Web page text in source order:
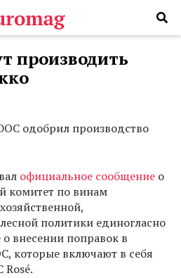
производить
одобрил производство
официальное сообщение о
комитет по винам
политики единогласно
внесении поправок в
которые включают в себя
Rosé.